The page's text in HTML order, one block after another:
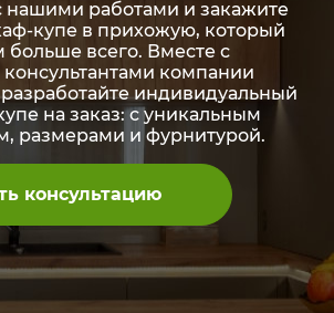
нашими работами и закажите
купе в прихожую, который
больше всего. Вместе с
компании
индивидуальный
на заказ: с уникальным
размерами и фурнитурой.
консультацию